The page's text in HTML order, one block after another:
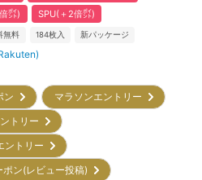
㌽)
SPU(＋2倍㌽)
無料 184枚入 新パッケージ
ン
マラソンエントリー
ントリー
ントリー
ポン(レビュー投稿)